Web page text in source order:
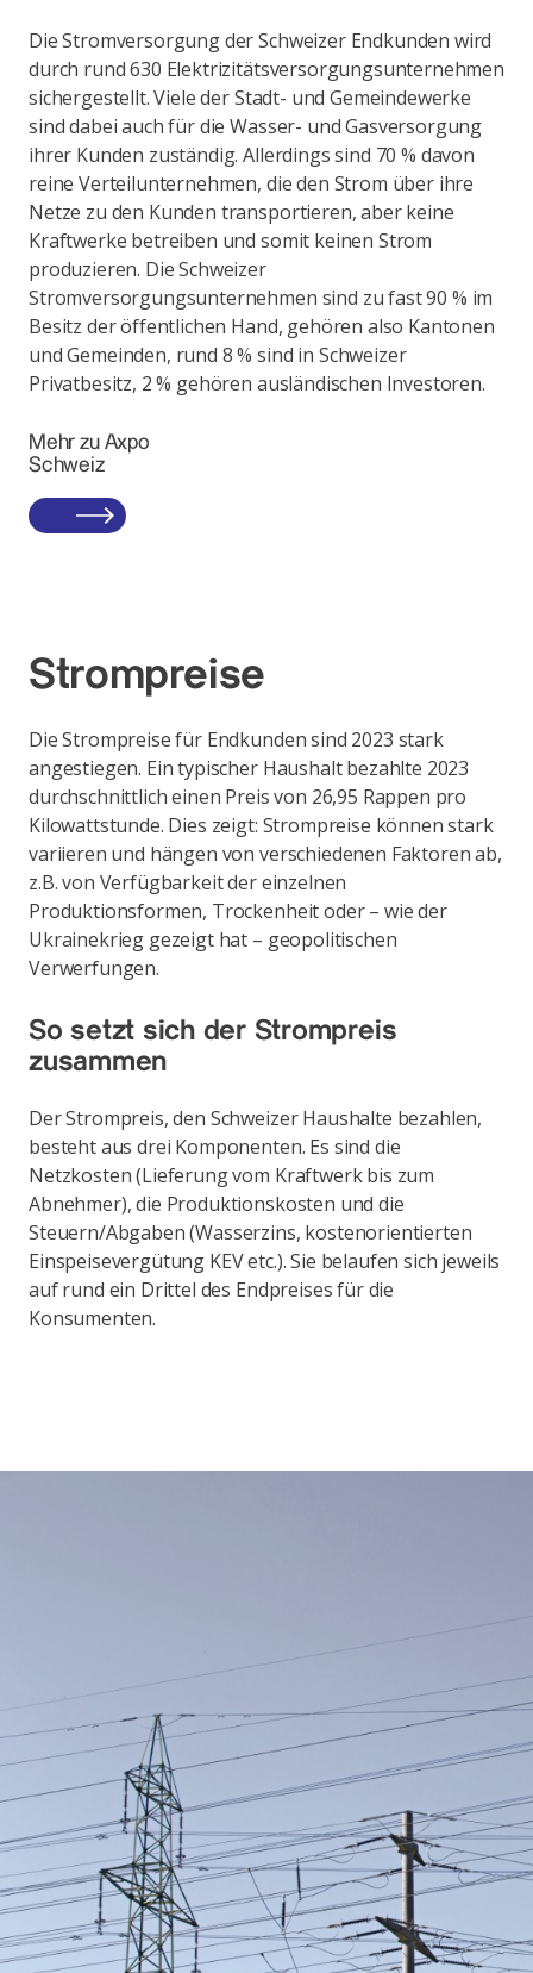
Die Stromversorgung der Schweizer Endkunden wird
durch rund 630 Elektrizitätsversorgungsunternehmen
sichergestellt. Viele der Stadt- und Gemeindewerke
sind dabei auch für die Wasser- und Gasversorgung
ihrer Kunden zuständig. Allerdings sind 70 % davon
reine Verteilunternehmen, die den Strom über ihre
Netze zu den Kunden transportieren, aber keine
Kraftwerke betreiben und somit keinen Strom
produzieren. Die Schweizer
Stromversorgungsunternehmen sind zu fast 90 % im
Besitz der öffentlichen Hand, gehören also Kantonen
und Gemeinden, rund 8 % sind in Schweizer
Privatbesitz, 2 % gehören ausländischen Investoren.
Mehr zu Axpo
Schweiz
Strompreise
Die Strompreise für Endkunden sind 2023 stark
angestiegen. Ein typischer Haushalt bezahlte 2023
durchschnittlich einen Preis von 26,95 Rappen pro
Kilowattstunde. Dies zeigt: Strompreise können stark
variieren und hängen von verschiedenen Faktoren ab,
z.B. von Verfügbarkeit der einzelnen
Produktionsformen, Trockenheit oder – wie der
Ukrainekrieg gezeigt hat – geopolitischen
Verwerfungen.
So setzt sich der Strompreis
zusammen
Der Strompreis, den Schweizer Haushalte bezahlen,
besteht aus drei Komponenten. Es sind die
Netzkosten (Lieferung vom Kraftwerk bis zum
Abnehmer), die Produktionskosten und die
Steuern/Abgaben (Wasserzins, kostenorientierten
Einspeisevergütung KEV etc.). Sie belaufen sich jeweils
auf rund ein Drittel des Endpreises für die
Konsumenten.